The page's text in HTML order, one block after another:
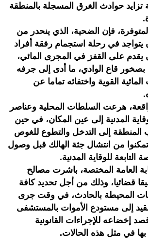
تزايد حوادث الغرق المسجلة بالمنطقة
فإن الضحية، الذي ينحدر من
يتواجد في رحلة استجمام رفقة أفراد
يقدم على القفز في المجرى المائي،
قاع الوادي، ما أدى إلى جرفه
القوية واختفائه تماما عن
هرعت السلطات المحلية وعناصر
المدنية إلى عين المكان، في حين
إلى التدخل والتطوع للغوص
من انتشال جثة الهالك قبل وصول
التابعة للوقاية المدنية.
العامة المختصة، باشرت مصالح
قضائيا، وذلك من أجل تحديد كافة
المحيطة بالحادث، في وقت جرى
إلى مستودع الأموات بالمستشفى
قصد إخضاعه للإجراءات القانونية
بها في مثل هذه الحالات.